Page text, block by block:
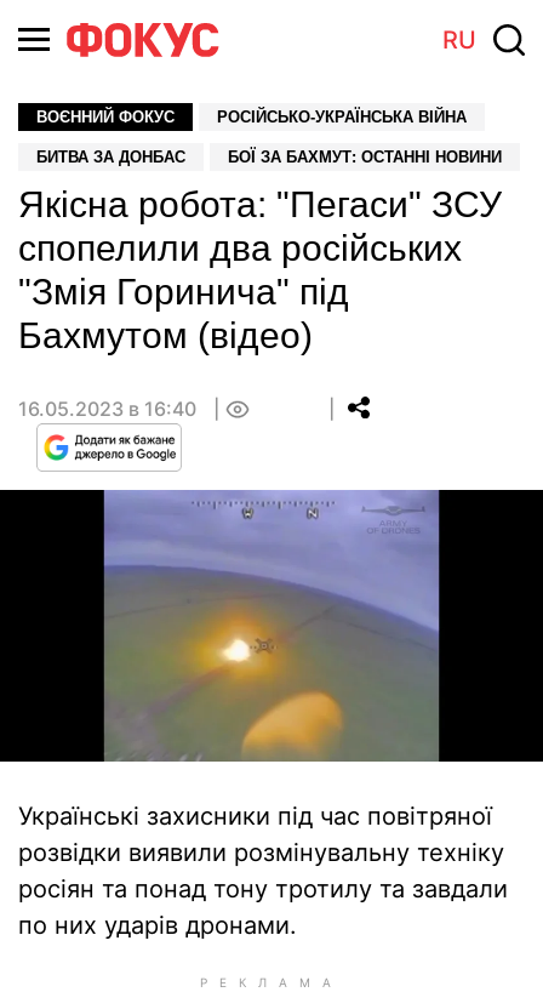
RU
ВОЄННИЙ ФОКУС РОСІЙСЬКО-УКРАЇНСЬКА ВІЙНА
БИТВА ЗА ДОНБАС БОЇ ЗА БАХМУТ: ОСТАННІ НОВИНИ
Якісна робота: "Пегаси" ЗСУ
спопелили два російських
"Змія Горинича" під
Бахмутом (відео)
16.05.2023 в 16:40
Українські захисники під час повітряної
розвідки виявили розмінувальну техніку
росіян та понад тону тротилу та завдали
по них ударів дронами.